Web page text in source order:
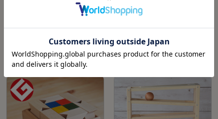
CUBICOLO base(クビコロ ベース)｜Ma
¥16,500 (税込)
CUBICOLO quadro(クビコロ クアドロ)
¥19,800 (税込)